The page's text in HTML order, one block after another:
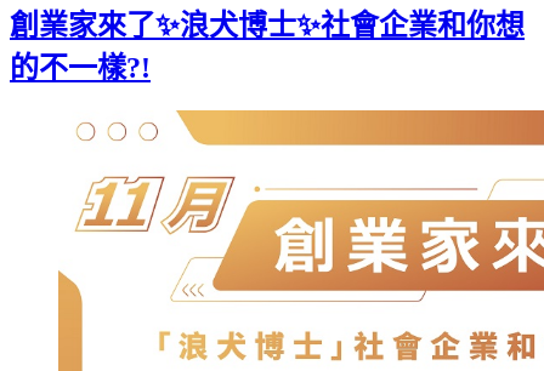
創業家來了✨️浪犬博士✨️社會企業和你想
的不一樣?!